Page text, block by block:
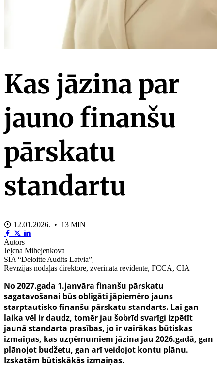
Kas jāzina par
jauno finanšu
pārskatu
standartu
12.01.2026. • 13 MIN
Autors
Jeļena Mihejenkova
SIA “Deloitte Audits Latvia”,
Revīzijas nodaļas direktore, zvērināta revidente, FCCA, CIA
No 2027.gada 1.janvāra finanšu pārskatu
sagatavošanai būs obligāti jāpiemēro jauns
starptautisko finanšu pārskatu standarts. Lai gan
laika vēl ir daudz, tomēr jau šobrīd svarīgi izpētīt
jaunā standarta prasības, jo ir vairākas būtiskas
izmaiņas, kas uzņēmumiem jāzina jau 2026.gadā, gan
plānojot budžetu, gan arī veidojot kontu plānu.
Izskatām būtiskākās izmaiņas.